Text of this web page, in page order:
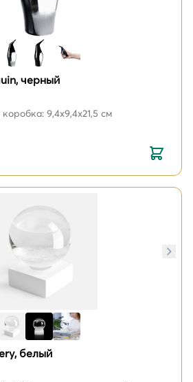
черный
9,4x9,4x21,5 см
белый